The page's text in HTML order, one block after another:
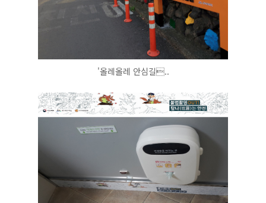
'올레올레 안심길..